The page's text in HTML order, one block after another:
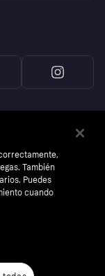
También
Puedes
cuando